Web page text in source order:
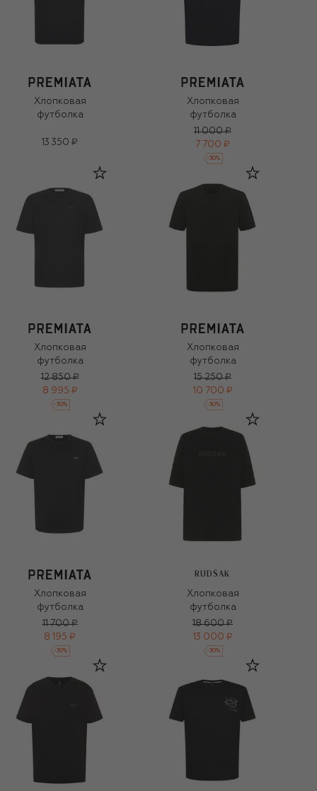
Хлопковая
футболка
13 350 ₽
Хлопковая
футболка
11 000 ₽
7 700 ₽
-30%
Хлопковая
футболка
12 850 ₽
8 995 ₽
-30%
Хлопковая
футболка
15 250 ₽
10 700 ₽
-30%
Хлопковая
футболка
11 700 ₽
8 195 ₽
-30%
RUDSAK
Хлопковая
футболка
18 600 ₽
13 000 ₽
-30%